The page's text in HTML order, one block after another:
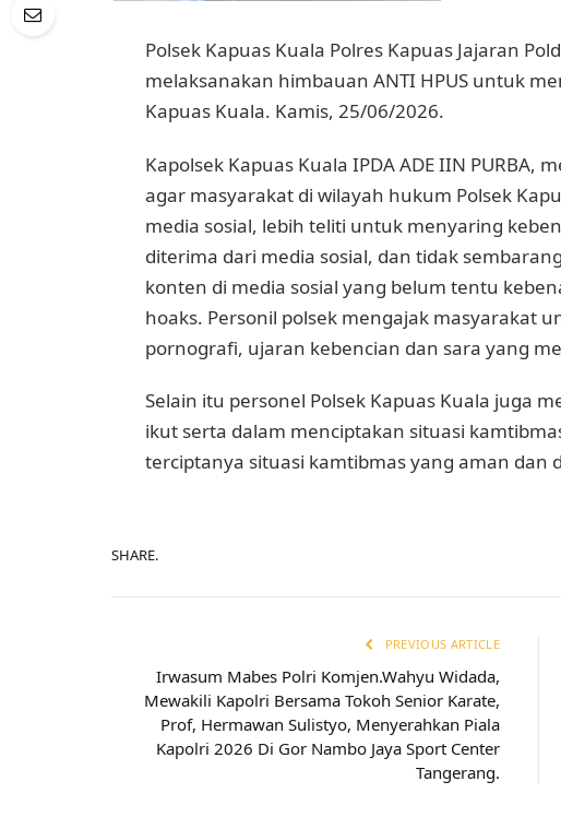
Polsek Kapuas Kuala Polres Kapuas Jajaran
melaksanakan himbauan ANTI HPUS untuk
Kapuas Kuala. Kamis, 25/06/2026.
Kapolsek Kapuas Kuala IPDA ADE IIN
agar masyarakat di wilayah hukum Polsek
media sosial, lebih teliti untuk menyaring
diterima dari media sosial, dan tidak
konten di media sosial yang belum tentu
hoaks. Personil polsek mengajak masyarakat
pornografi, ujaran kebencian dan sara yang
Selain itu personel Polsek Kapuas Kuala juga
ikut serta dalam menciptakan situasi
terciptanya situasi kamtibmas yang aman dan
SHARE.
PREVIOUS ARTICLE
Irwasum Mabes Polri Komjen.Wahyu Widada,
Mewakili Kapolri Bersama Tokoh Senior Karate,
Prof, Hermawan Sulistyo, Menyerahkan Piala
Kapolri 2026 Di Gor Nambo Jaya Sport Center
Tangerang.